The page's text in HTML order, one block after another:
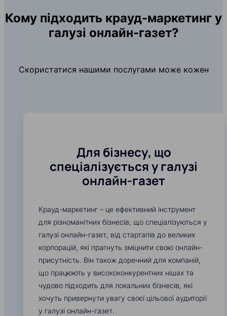
Кому підходить крауд-маркетинг у
галузі онлайн-газет?
Скористатися нашими послугами може кожен
Для бізнесу, що
спеціалізується у галузі
онлайн-газет
Крауд-маркетинг – це ефективний інструмент
для різноманітних бізнесів, що спеціалізуються у
галузі онлайн-газет, від стартапів до великих
корпорацій, які прагнуть зміцнити свою онлайн-
присутність. Він також доречний для компаній,
що працюють у висококонкурентних нішах та
чудово підходить для локальних бізнесів, які
хочуть привернути увагу своєї цільової аудиторії
у галузі онлайн-газет.